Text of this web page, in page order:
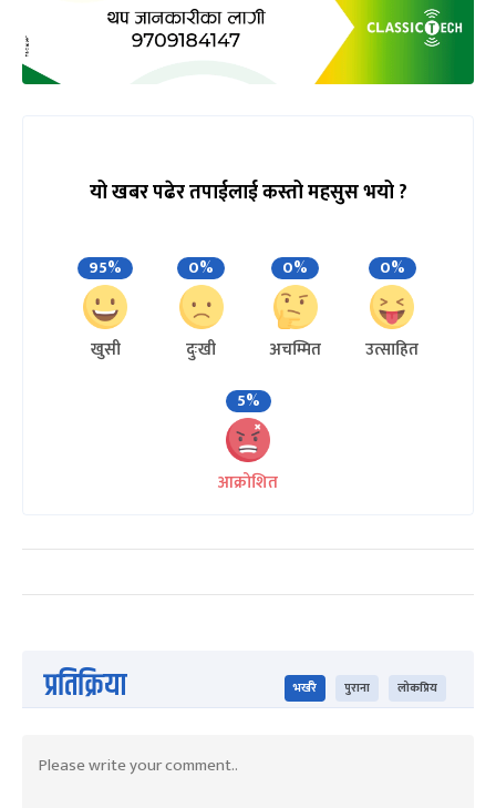
यो खबर पढेर तपाईलाई कस्तो महसुस भयो ?
95%
खुसी
0%
दुःखी
0%
अचम्मित
0%
उत्साहित
5%
आक्रोशित
प्रतिक्रिया भर्खरै पुराना लोकप्रिय